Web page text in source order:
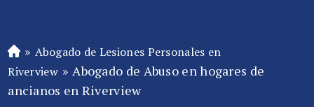
A
b
o
» Abogado de Lesiones Personales en
Riverview » Abogado de Abuso en hogares de
ancianos en Riverview